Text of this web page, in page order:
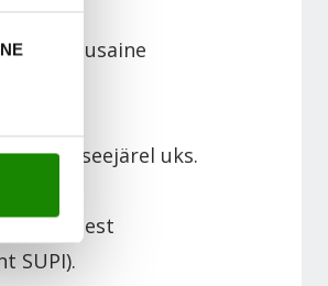
või
puhastusaine
seejärel uks.
esimest
SUPI).